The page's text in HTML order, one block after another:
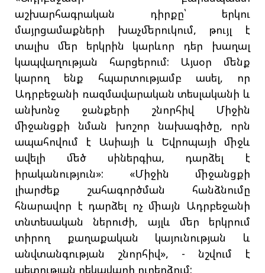
աշխարհագրական դիրքը՝ երկու
մայրցամաքների խաչմերուկում, թույլ է
տալիս մեր երկրին կարևոր դեր խաղալ
կապվաղության հարցերում: Այսօր մենք
կարող ենք հպարտությամբ ասել, որ
Ադրբեջանի ռազմավարական տեսլականի և
անխոնջ ջանքերի շնորհիվ Միջին
միջանցքի նման խոշոր նախագիծը, որն
ապահովում է Ասիայի և Եվրոպայի միջև
ավելի մեծ սիներգիա, դարձել է
իրականություն»: «Միջին միջանցքի
լիարժեք շահագործման հանձնումը
հնարավոր է դարձել ոչ միայն Ադրբեջանի
տնտեսական ներուժի, այլև մեր երկրում
տիրող քաղաքական կայունության և
անվտանգության շնորհիվ», - նշվում է
պետության ղեկավարի ուղերձում: